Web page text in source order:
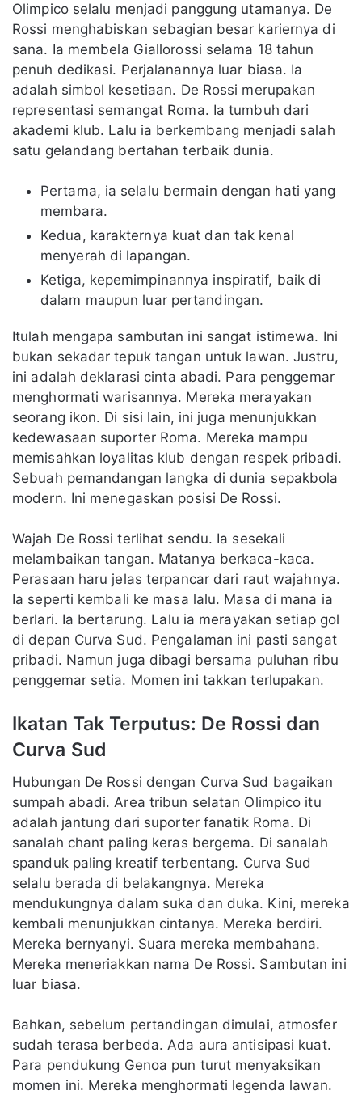
Olimpico selalu menjadi panggung utamanya. De
Rossi menghabiskan sebagian besar kariernya di
sana. Ia membela Giallorossi selama 18 tahun
penuh dedikasi. Perjalanannya luar biasa. Ia
adalah simbol kesetiaan. De Rossi merupakan
representasi semangat Roma. Ia tumbuh dari
akademi klub. Lalu ia berkembang menjadi salah
satu gelandang bertahan terbaik dunia.
Pertama, ia selalu bermain dengan hati yang
membara.
Kedua, karakternya kuat dan tak kenal
menyerah di lapangan.
Ketiga, kepemimpinannya inspiratif, baik di
dalam maupun luar pertandingan.
Itulah mengapa sambutan ini sangat istimewa. Ini
bukan sekadar tepuk tangan untuk lawan. Justru,
ini adalah deklarasi cinta abadi. Para penggemar
menghormati warisannya. Mereka merayakan
seorang ikon. Di sisi lain, ini juga menunjukkan
kedewasaan suporter Roma. Mereka mampu
memisahkan loyalitas klub dengan respek pribadi.
Sebuah pemandangan langka di dunia sepakbola
modern. Ini menegaskan posisi De Rossi.
Wajah De Rossi terlihat sendu. Ia sesekali
melambaikan tangan. Matanya berkaca-kaca.
Perasaan haru jelas terpancar dari raut wajahnya.
Ia seperti kembali ke masa lalu. Masa di mana ia
berlari. Ia bertarung. Lalu ia merayakan setiap gol
di depan Curva Sud. Pengalaman ini pasti sangat
pribadi. Namun juga dibagi bersama puluhan ribu
penggemar setia. Momen ini takkan terlupakan.
Ikatan Tak Terputus: De Rossi dan
Curva Sud
Hubungan De Rossi dengan Curva Sud bagaikan
sumpah abadi. Area tribun selatan Olimpico itu
adalah jantung dari suporter fanatik Roma. Di
sanalah chant paling keras bergema. Di sanalah
spanduk paling kreatif terbentang. Curva Sud
selalu berada di belakangnya. Mereka
mendukungnya dalam suka dan duka. Kini, mereka
kembali menunjukkan cintanya. Mereka berdiri.
Mereka bernyanyi. Suara mereka membahana.
Mereka meneriakkan nama De Rossi. Sambutan ini
luar biasa.
Bahkan, sebelum pertandingan dimulai, atmosfer
sudah terasa berbeda. Ada aura antisipasi kuat.
Para pendukung Genoa pun turut menyaksikan
momen ini. Mereka menghormati legenda lawan.